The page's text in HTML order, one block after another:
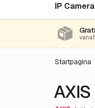
IP
Startpagina